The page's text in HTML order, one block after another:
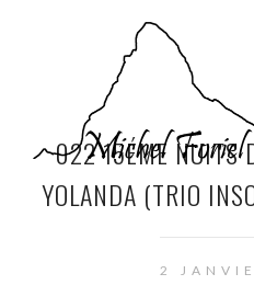
022 15ÉME NUITS
YOLANDA (TRIO
2